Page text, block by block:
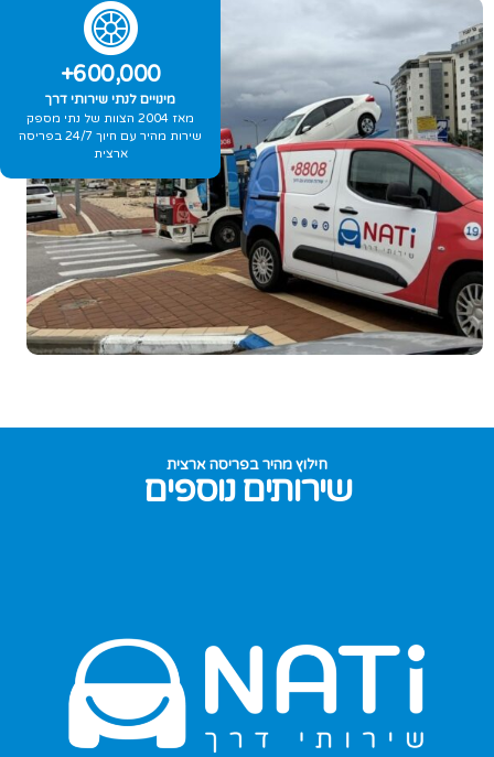
מינויים לנתי שירותי דרך
600,000
+
מאז 2004 הצוות של נתי מספק
שירות מהיר עם חיוך 24/7 בפריסה
ארצית
חילוץ מהיר בפריסה ארצית
שירותים נוספים